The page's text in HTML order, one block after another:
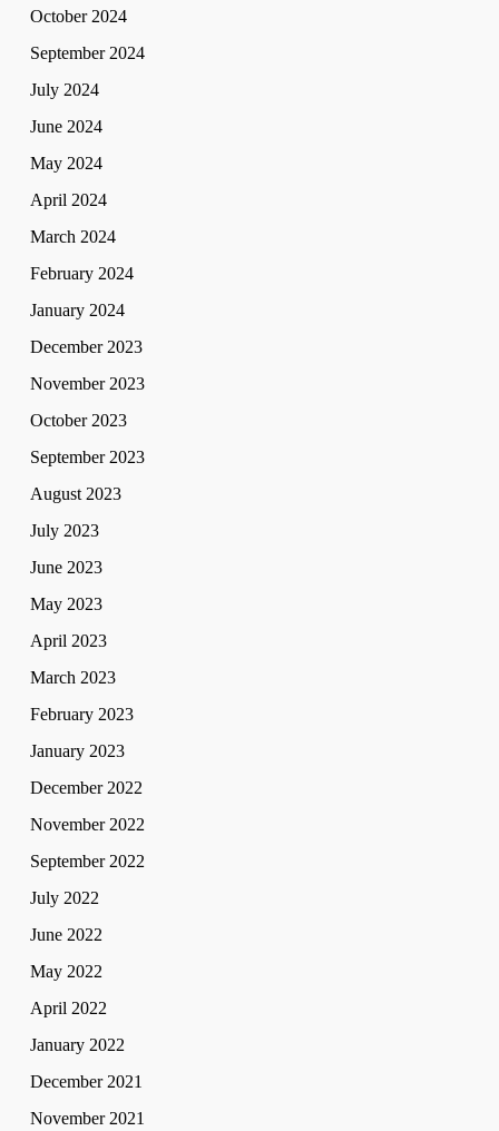
October 2024
September 2024
July 2024
June 2024
May 2024
April 2024
March 2024
February 2024
January 2024
December 2023
November 2023
October 2023
September 2023
August 2023
July 2023
June 2023
May 2023
April 2023
March 2023
February 2023
January 2023
December 2022
November 2022
September 2022
July 2022
June 2022
May 2022
April 2022
January 2022
December 2021
November 2021